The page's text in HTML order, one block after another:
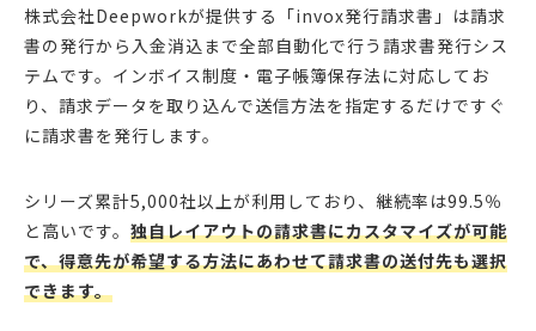
株式会社Deepworkが提供する「invox発行請求書」は請求
書の発行から入金消込まで全部自動化で行う請求書発行シス
テムです。インボイス制度・電子帳簿保存法に対応してお
り、請求データを取り込んで送信方法を指定するだけですぐ
に請求書を発行します。
シリーズ累計5,000社以上が利用しており、継続率は99.5％
と高いです。 独自レイアウトの請求書にカスタマイズが可能
で、得意先が希望する方法にあわせて請求書の送付先も選択
できます。